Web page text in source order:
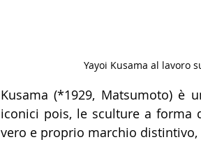
Yayoi Kusama al lavoro
Kusama (*1929, Matsumoto) è
iconici pois, le sculture a forma
vero e proprio marchio